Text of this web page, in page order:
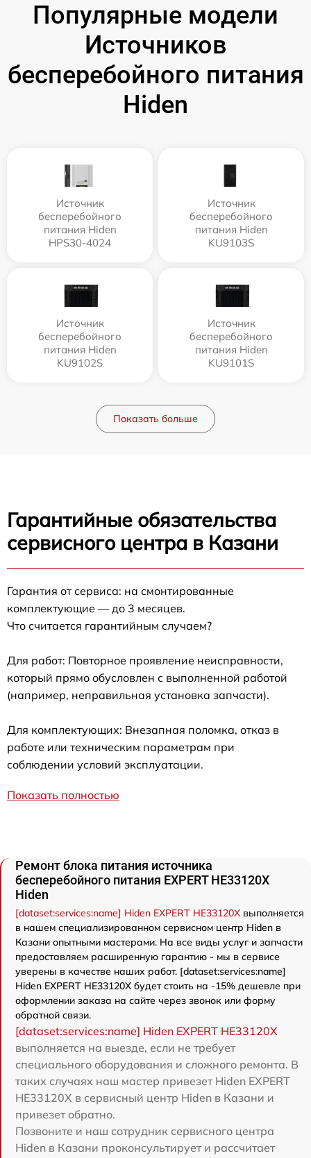
Популярные модели
Источников
бесперебойного питания
Hiden
Источник
бесперебойного
питания Hiden
HPS30-4024
Источник
бесперебойного
питания Hiden
KU9103S
Источник
бесперебойного
питания Hiden
KU9102S
Источник
бесперебойного
питания Hiden
KU9101S
Показать больше
Гарантийные обязательства
сервисного центра в Казани
Гарантия от сервиса: на смонтированные
комплектующие — до 3 месяцев.
Что считается гарантийным случаем?
Для работ: Повторное проявление неисправности,
который прямо обусловлен с выполненной работой
(например, неправильная установка запчасти).
Для комплектующих: Внезапная поломка, отказ в
работе или техническим параметрам при
соблюдении условий эксплуатации.
Показать полностью
Ремонт блока питания источника
бесперебойного питания EXPERT HE33120X
Hiden
[dataset:services:name] Hiden EXPERT HE33120X выполняется
в нашем специализированном сервисном центр Hiden в
Казани опытными мастерами. На все виды услуг и запчасти
предоставляем расширенную гарантию - мы в сервисе
уверены в качестве наших работ. [dataset:services:name]
Hiden EXPERT HE33120X будет стоить на -15% дешевле при
оформлении заказа на сайте через звонок или форму
обратной связи.
[dataset:services:name] Hiden EXPERT HE33120X
выполняется на выезде, если не требует
специального оборудования и сложного ремонта. В
таких случаях наш мастер привезет Hiden EXPERT
HE33120X в сервисный центр Hiden в Казани и
привезет обратно.
Позвоните и наш сотрудник сервисного центра
Hiden в Казани проконсультирует и рассчитает